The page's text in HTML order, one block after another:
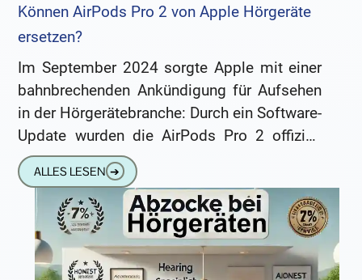
Können AirPods Pro 2 von Apple Hörgeräte
ersetzen?
Im September 2024 sorgte Apple mit einer
bahnbrechenden Ankündigung für Aufsehen
in der Hörgerätebranche: Durch ein Software-
Update wurden die AirPods Pro 2 offiziell
von der US-amerikanischen Food and Drug
Administration
ALLES LESEN ➔